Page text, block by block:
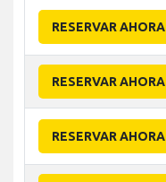
RESERVAR AHORA
RESERVAR AHORA
RESERVAR AHORA